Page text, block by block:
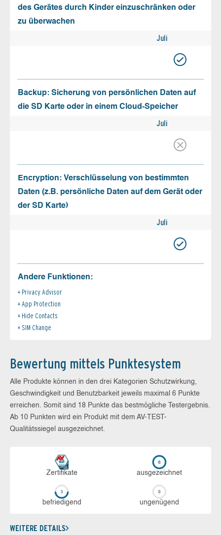
des Gerätes durch Kinder einzuschränken oder
zu überwachen
Juli
Backup: Sicherung von persönlichen Daten auf
die SD Karte oder in einem Cloud-Speicher
Juli
Encryption: Verschlüsselung von bestimmten
Daten (z.B. persönliche Daten auf dem Gerät oder
der SD Karte)
Juli
Andere Funktionen:
Privacy Advisor
App Protection
Hide Contacts
SIM Change
Bewertung mittels Punktesystem
Alle Produkte können in den drei Kategorien Schutzwirkung,
Geschwindigkeit und Benutzbarkeit jeweils maximal 6 Punkte
erreichen. Somit sind 18 Punkte das bestmögliche Testergebnis.
Ab 10 Punkten wird ein Produkt mit dem AV-TEST-
Qualitätssiegel ausgezeichnet.
Zerti­fikate aus­ge­zeich­net
be­frie­di­gend un­ge­nü­gend
WEITERE DETAILS